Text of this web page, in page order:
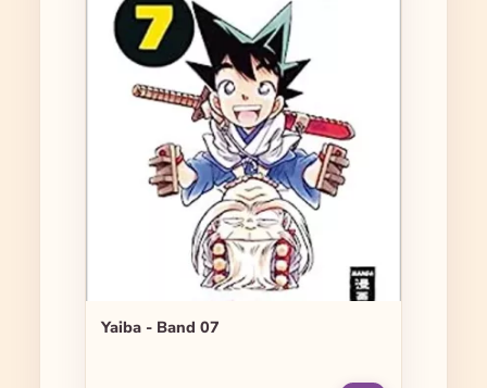
Yaiba - Band 07